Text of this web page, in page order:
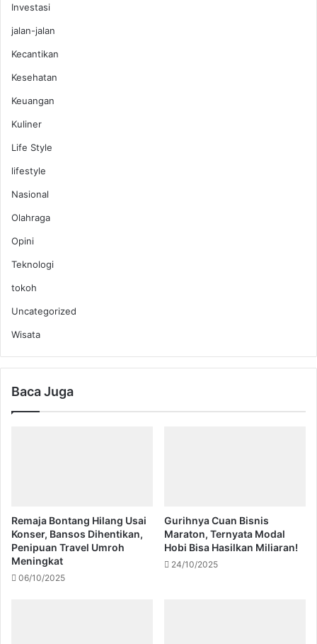
Investasi
jalan-jalan
Kecantikan
Kesehatan
Keuangan
Kuliner
Life Style
lifestyle
Nasional
Olahraga
Opini
Teknologi
tokoh
Uncategorized
Wisata
Baca Juga
Remaja Bontang Hilang Usai
Konser, Bansos Dihentikan,
Penipuan Travel Umroh
Meningkat
06/10/2025
Gurihnya Cuan Bisnis
Maraton, Ternyata Modal
Hobi Bisa Hasilkan Miliaran!
24/10/2025